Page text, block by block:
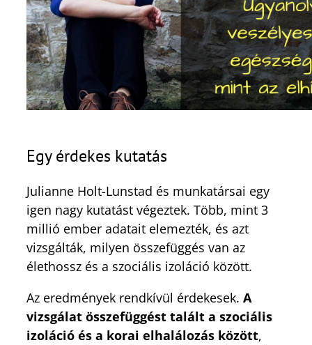
Egy érdekes kutatás
Julianne Holt-Lunstad és munkatársai egy
igen nagy kutatást végeztek. Több, mint 3
millió ember adatait elemezték, és azt
vizsgálták, milyen összefüggés van az
élethossz és a szociális izoláció között.
Az eredmények rendkívül érdekesek. A
vizsgálat összefüggést talált a szociális
izoláció és a korai elhalálozás között,